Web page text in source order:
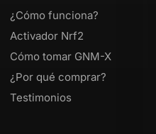
¿Cómo funciona?
Activador Nrf2
Cómo tomar GNM-X
¿Por qué comprar?
Testimonios